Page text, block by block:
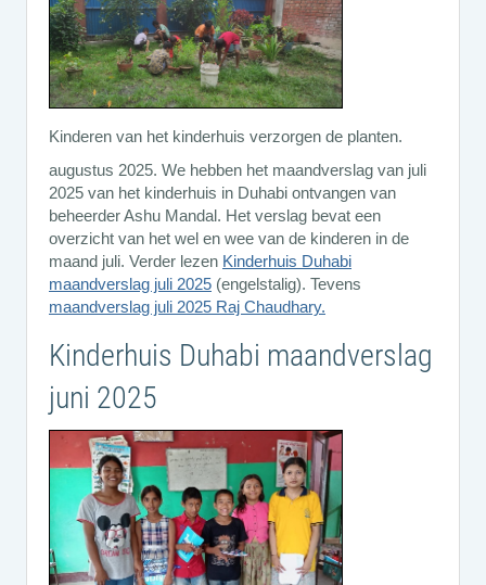
Kinderen van het kinderhuis verzorgen de planten.
augustus 2025. We hebben het maandverslag van juli
2025 van het kinderhuis in Duhabi ontvangen van
beheerder Ashu Mandal. Het verslag bevat een
overzicht van het wel en wee van de kinderen in de
maand juli. Verder lezen Kinderhuis Duhabi
maandverslag juli 2025 (engelstalig). Tevens
maandverslag juli 2025 Raj Chaudhary.
Kinderhuis Duhabi maandverslag
juni 2025